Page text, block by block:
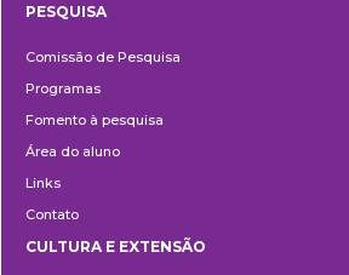
PESQUISA
Comissão de Pesquisa
Programas
Fomento à pesquisa
Área do aluno
Links
Contato
CULTURA E EXTENSÃO